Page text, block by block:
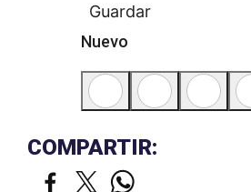
Guardar
Nuevo
COMPARTIR: